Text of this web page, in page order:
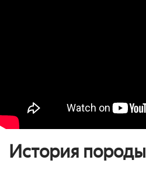
История породы